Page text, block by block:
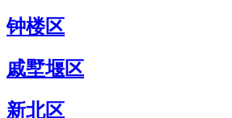
钟楼区
戚墅堰区
新北区